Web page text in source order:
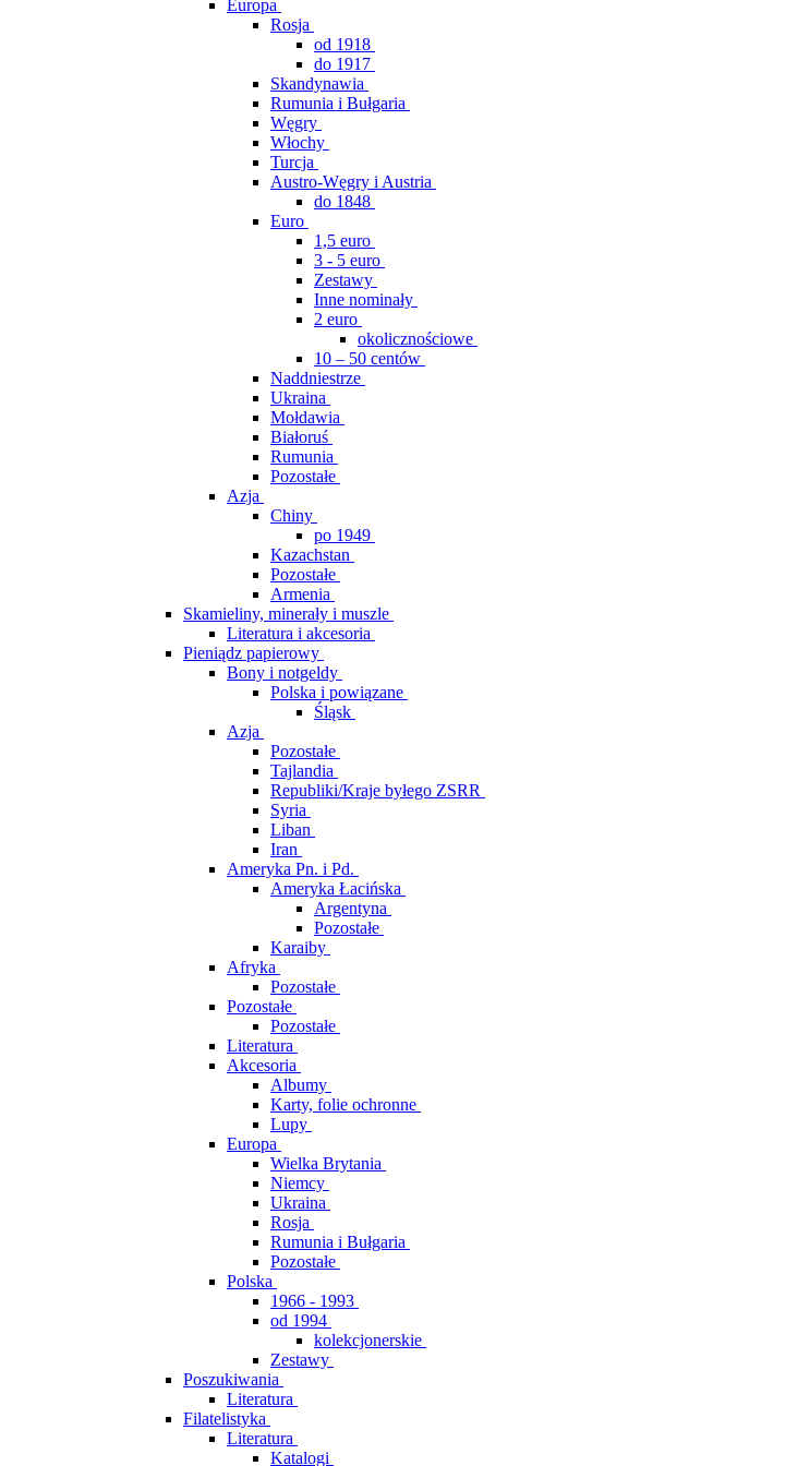
Europa
Rosja
od 1918
do 1917
Skandynawia
Rumunia i Bułgaria
Węgry
Włochy
Turcja
Austro-Węgry i Austria
do 1848
Euro
1,5 euro
3 - 5 euro
Zestawy
Inne nominały
2 euro
okolicznościowe
10 – 50 centów
Naddniestrze
Ukraina
Mołdawia
Białoruś
Rumunia
Pozostałe
Azja
Chiny
po 1949
Kazachstan
Pozostałe
Armenia
Skamieliny, minerały i muszle
Literatura i akcesoria
Pieniądz papierowy
Bony i notgeldy
Polska i powiązane
Śląsk
Azja
Pozostałe
Tajlandia
Republiki/Kraje byłego ZSRR
Syria
Liban
Iran
Ameryka Pn. i Pd.
Ameryka Łacińska
Argentyna
Pozostałe
Karaiby
Afryka
Pozostałe
Pozostałe
Pozostałe
Literatura
Akcesoria
Albumy
Karty, folie ochronne
Lupy
Europa
Wielka Brytania
Niemcy
Ukraina
Rosja
Rumunia i Bułgaria
Pozostałe
Polska
1966 - 1993
od 1994
kolekcjonerskie
Zestawy
Poszukiwania
Literatura
Filatelistyka
Literatura
Katalogi